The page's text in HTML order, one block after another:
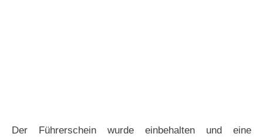
Der Führerschein wurde einbehalten und eine